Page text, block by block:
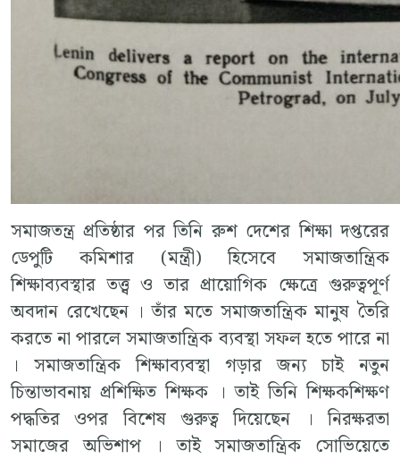
সমাজতন্ত্র প্রতিষ্ঠার পর তিনি রুশ দেশের শিক্ষা দপ্তরের
ডেপুটি কমিশার (মন্ত্রী) হিসেবে সমাজতান্ত্রিক
শিক্ষাব্যবস্থার তত্ত্ব ও তার প্রায়োগিক ক্ষেত্রে গুরুত্বপূর্ণ
অবদান রেখেছেন । তাঁর মতে সমাজতান্ত্রিক মানুষ তৈরি
করতে না পারলে সমাজতান্ত্রিক ব্যবস্থা সফল হতে পারে না
। সমাজতান্ত্রিক শিক্ষাব্যবস্থা গড়ার জন্য চাই নতুন
চিন্তাভাবনায় প্রশিক্ষিত শিক্ষক । তাই তিনি শিক্ষকশিক্ষণ
পদ্ধতির ওপর বিশেষ গুরুত্ব দিয়েছেন । নিরক্ষরতা
সমাজের অভিশাপ । তাই সমাজতান্ত্রিক সোভিয়েতে